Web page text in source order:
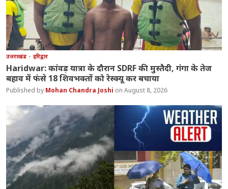
उत्तराखंड हरिद्वार
Haridwar: कांवड़ यात्रा के दौरान SDRF की मुस्तैदी, गंगा के तेज
बहाव में फंसे 18 शिवभक्तों को रेस्क्यू कर बचाया
Mohan Chandra Joshi August 8, 2026